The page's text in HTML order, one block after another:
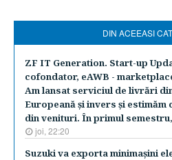
DIN ACEEASI
ZF IT Generation. Start-up
cofondator, eAWB -
Am lansat serviciul de livrări
Europeană şi invers şi estimăm
din venituri. În primul
joi, 22:20
Suzuki va exporta minimaşini